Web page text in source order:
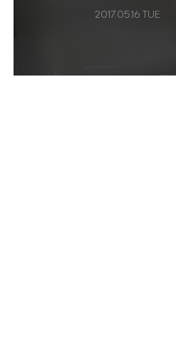
2017.05.16 TUE